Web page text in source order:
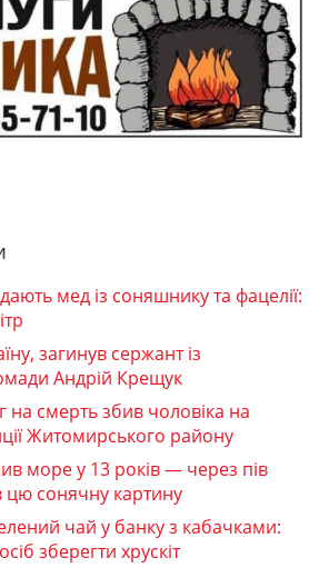
мед із соняшнику та фацелії:
загинув сержант із
Андрій Крещук
на смерть збив чоловіка на
Житомирського району
море у 13 років — через пів
цю сонячну картину
чай у банку з кабачками:
зберегти хрускіт